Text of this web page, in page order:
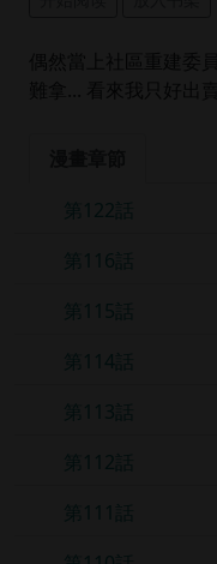
第122話
第116話
第115話
第114話
第113話
第112話
第111話